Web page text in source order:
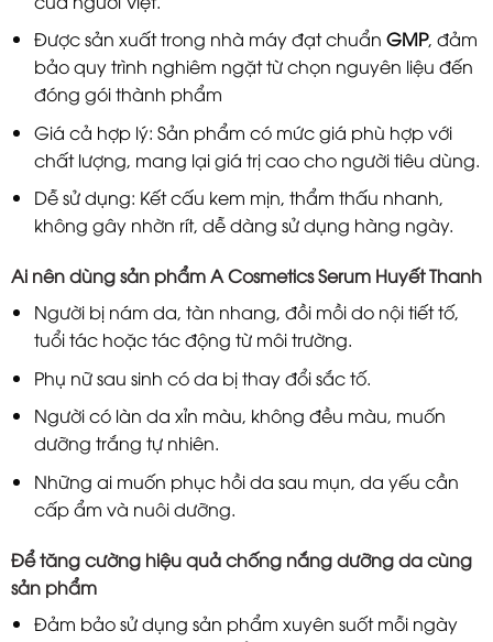
Được sản xuất trong nhà máy đạt chuẩn GMP, đảm
bảo quy trình nghiêm ngặt từ chọn nguyên liệu đến
đóng gói thành phẩm
Giá cả hợp lý: Sản phẩm có mức giá phù hợp với
chất lượng, mang lại giá trị cao cho người tiêu dùng.
Dễ sử dụng: Kết cấu kem mịn, thẩm thấu nhanh,
không gây nhờn rít, dễ dàng sử dụng hàng ngày.
Ai nên dùng sản phẩm A Cosmetics Serum Huyết Thanh
Người bị nám da, tàn nhang, đồi mồi do nội tiết tố,
tuổi tác hoặc tác động từ môi trường.
Phụ nữ sau sinh có da bị thay đổi sắc tố.
Người có làn da xỉn màu, không đều màu, muốn
dưỡng trắng tự nhiên.
Những ai muốn phục hồi da sau mụn, da yếu cần
cấp ẩm và nuôi dưỡng.
Để tăng cường hiệu quả chống nắng dưỡng da cùng
sản phẩm
Đảm bảo sử dụng sản phẩm xuyên suốt mỗi ngày